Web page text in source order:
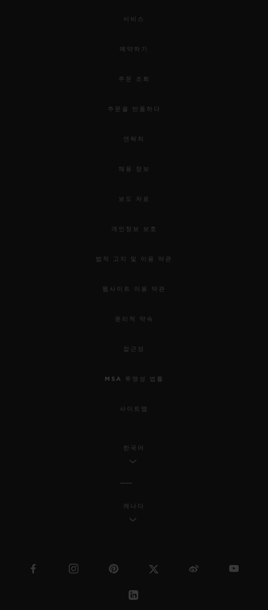
서비스
예약하기
주문 조회
주문을 반품하다
연락처
채용 정보
보도 자료
개인정보 보호
법적 고지 및 이용 약관
웹사이트 이용 약관
윤리적 약속
접근성
MSA 투명성 법률
사이트맵
한국어
캐나다